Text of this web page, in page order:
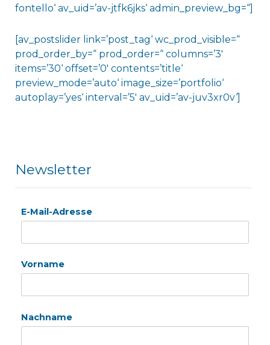
fontello‘ av_uid=’av-jtfk6jks‘ admin_preview_bg=“]
[av_postslider link=’post_tag‘ wc_prod_visible=“
prod_order_by=“ prod_order=“ columns=’3′
items=’30‘ offset=’0′ contents=’title‘
preview_mode=’auto‘ image_size=’portfolio‘
autoplay=’yes‘ interval=’5′ av_uid=’av-juv3xr0v‘]
Newsletter
E-Mail-Adresse
Vorname
Nachname